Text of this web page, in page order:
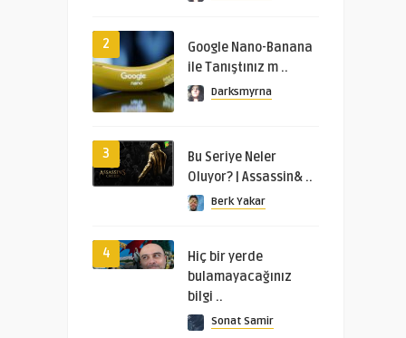
2
Google Nano-Banana
ile Tanıştınız m ..
Darksmyrna
3
Bu Seriye Neler
Oluyor? | Assassin& ..
Berk Yakar
4
Hiç bir yerde
bulamayacağınız
bilgi ..
Sonat Samir